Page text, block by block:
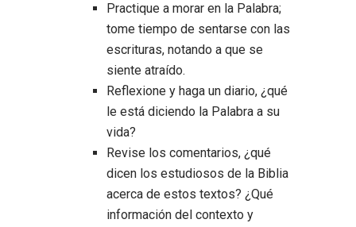
Practique a morar en la Palabra;
tome tiempo de sentarse con las
escrituras, notando a que se
siente atraído.
Reflexione y haga un diario, ¿qué
le está diciendo la Palabra a su
vida?
Revise los comentarios, ¿qué
dicen los estudiosos de la Biblia
acerca de estos textos? ¿Qué
información del contexto y